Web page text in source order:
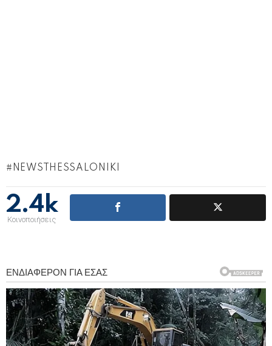
NEWSTHESSALONIKI
2.4k
Κοινοποιήσεις